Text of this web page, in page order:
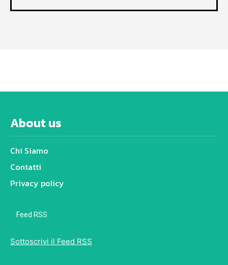
About us
Chi Siamo
Contatti
Privacy policy
Feed RSS
Sottoscrivi il Feed RSS